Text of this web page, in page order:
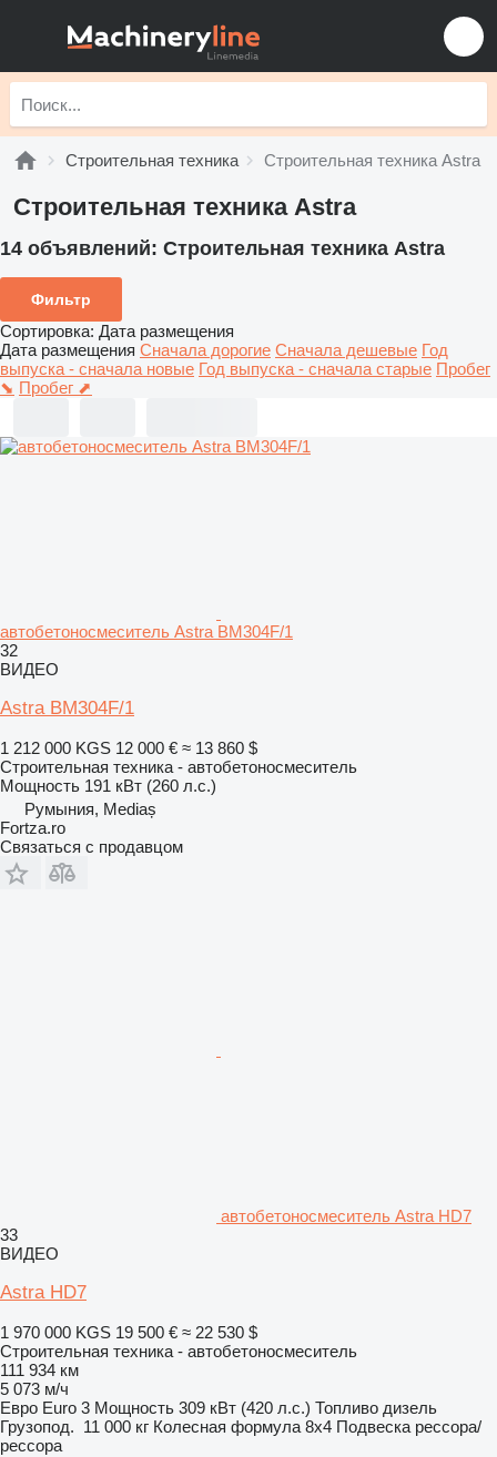
Строительная техника Строительная техника Astra
Строительная техника Astra
14 объявлений: Строительная техника Astra
Фильтр
Сортировка: Дата размещения
Дата размещения Сначала дорогие Сначала дешевые Год
выпуска - сначала новые Год выпуска - сначала старые Пробег
⬊ Пробег ⬈
автобетоносмеситель Astra BM304F/1
32
ВИДЕО
Astra BM304F/1
1 212 000 KGS 12 000 € ≈ 13 860 $
Строительная техника - автобетоносмеситель
Мощность 191 кВт (260 л.с.)
Румыния, Mediaș
Fortza.ro
Связаться с продавцом
автобетоносмеситель Astra HD7
33
ВИДЕО
Astra HD7
1 970 000 KGS 19 500 € ≈ 22 530 $
Строительная техника - автобетоносмеситель
111 934 км
5 073 м/ч
Евро Euro 3 Мощность 309 кВт (420 л.с.) Топливо дизель
Грузопод. 11 000 кг Колесная формула 8x4 Подвеска рессора/
рессора